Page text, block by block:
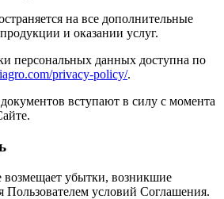
на все дополнительные
и оказании услуг.
персональных данных доступна по
privacy-policy/.
вступают в силу с момента
убытки, возникшие
Пользователем условий Соглашения.